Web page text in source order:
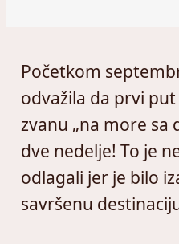
Početkom
odvažila da prvi
zvanu „na more sa
dve nedelje! To je
odlagali jer je bilo
savršenu